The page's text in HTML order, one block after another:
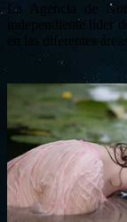
La Agencia de
independiente líder
en las diferentes